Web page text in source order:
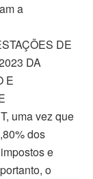
a
DE
DA
E
uma vez que
dos
e
o